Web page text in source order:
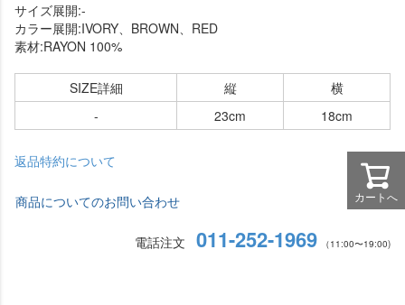
サイズ展開:-
カラー展開:IVORY、BROWN、RED
素材:RAYON 100%
SIZE詳細 縦
横
-
23cm 18cm
返品特約について
商品についてのお問い合わせ
電話注文 011-252-1969 （11:00〜19:00)
カートへ